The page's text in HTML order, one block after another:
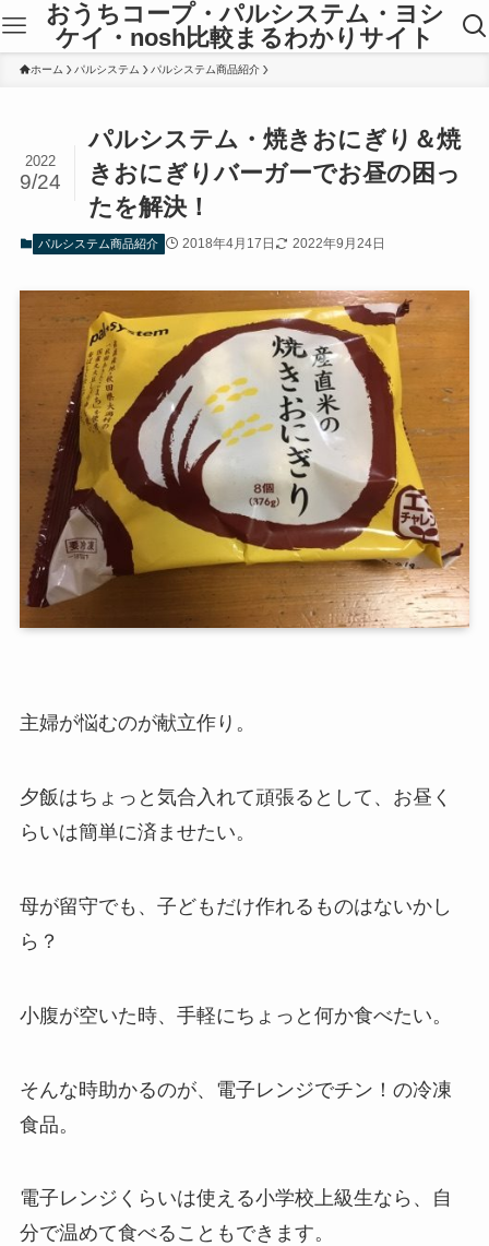
おうちコープ・パルシステム・ヨシ
ケイ・nosh比較まるわかりサイト
ホーム パルシステム パルシステム商品紹介
パルシステム・焼きおにぎり＆焼
きおにぎりバーガーでお昼の困っ
たを解決！
2022
9/24
パルシステム商品紹介 2018年4月17日 2022年9月24日
主婦が悩むのが献立作り。
夕飯はちょっと気合入れて頑張るとして、お昼く
らいは簡単に済ませたい。
母が留守でも、子どもだけ作れるものはないかし
ら？
小腹が空いた時、手軽にちょっと何か食べたい。
そんな時助かるのが、電子レンジでチン！の冷凍
食品。
電子レンジくらいは使える小学校上級生なら、自
分で温めて食べることもできます。